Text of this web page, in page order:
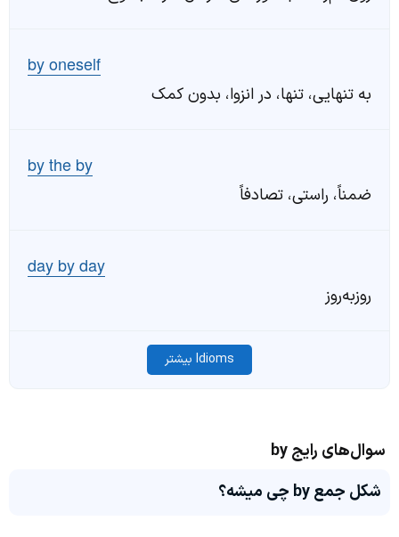
by oneself
به تنهایی، تنها، در انزوا، بدون کمک
by the by
ضمناً، راستی، تصادفاً
day by day
روزبه‌روز
Idioms بیشتر
سوال‌های رایج by
شکل جمع by چی میشه؟